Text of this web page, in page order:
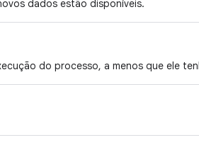
dados estão disponíveis.
do processo, a menos que ele